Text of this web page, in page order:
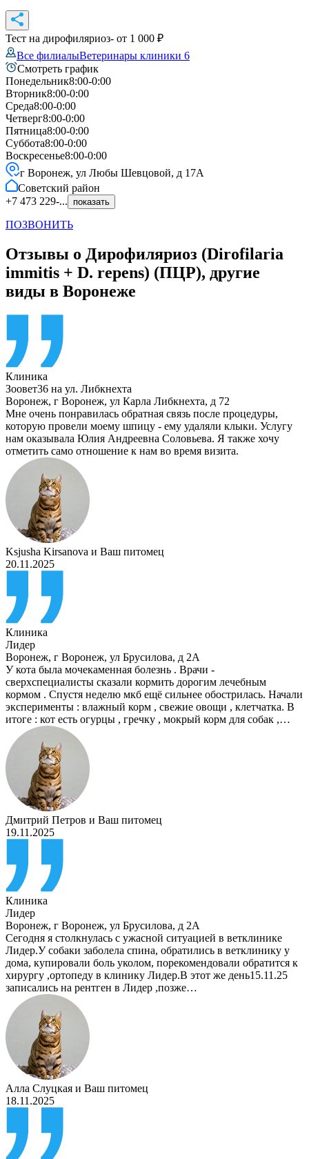
Тест на дирофиляриоз- от 1 000 ₽
Все филиалыВетеринары клиники 6
Смотреть график
Понедельник8:00-0:00
Вторник8:00-0:00
Среда8:00-0:00
Четверг8:00-0:00
Пятница8:00-0:00
Суббота8:00-0:00
Воскресенье8:00-0:00
г Воронеж, ул Любы Шевцовой, д 17А
Советский район
+7 473 229-...
показать
ПОЗВОНИТЬ
Отзывы о Дирофиляриоз (Dirofilaria
immitis + D. repens) (ПЦР), другие
виды в Воронеже
Клиника
Зоовет36 на ул. Либкнехта
Воронеж, г Воронеж, ул Карла Либкнехта, д 72
Мне очень понравилась обратная связь после процедуры,
которую провели моему шпицу - ему удаляли клыки. Услугу
нам оказывала Юлия Андреевна Соловьева. Я также хочу
отметить само отношение к нам во время визита.
Ksjusha Kirsanova и Ваш питомец
20.11.2025
Клиника
Лидер
Воронеж, г Воронеж, ул Брусилова, д 2А
У кота была мочекаменная болезнь . Врачи -
сверхспециалисты сказали кормить дорогим лечебным
кормом . Спустя неделю мкб ещё сильнее обострилась. Начали
эксперименты : влажный корм , свежие овощи , клетчатка. В
итоге : кот есть огурцы , гречку , мокрый корм для собак ,…
Дмитрий Петров и Ваш питомец
19.11.2025
Клиника
Лидер
Воронеж, г Воронеж, ул Брусилова, д 2А
Сегодня я столкнулась с ужасной ситуацией в ветклинике
Лидер.У собаки заболела спина, обратились в ветклинику у
дома, купировали боль уколом, порекомендовали обратится к
хирургу ,ортопеду в клинику Лидер.В этот же день15.11.25
записались на рентген в Лидер ,позже…
Алла Слуцкая и Ваш питомец
18.11.2025